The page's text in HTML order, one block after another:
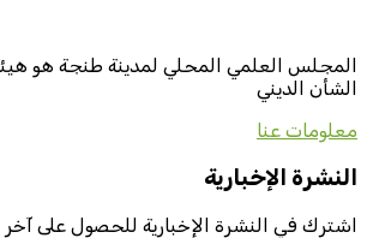
المجلس العلمي المحلي لمدينة طنجة هو
الشأن الديني
معلومات عنا
النشرة الإخبارية
اشترك في النشرة الإخبارية للحصول على آخر